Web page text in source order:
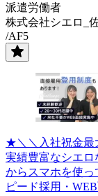
派遣労働者
株式会社シエロ_
/AF5
★＼＼入社祝金最
実績豊富なシエ
からスマホを使っ
ピード採用・